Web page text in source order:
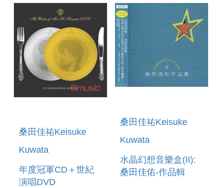
桑田佳祐Keisuke
Kuwata
年度冠軍CD＋世紀
演唱DVD
桑田佳祐Keisuke
Kuwata
水晶幻想音樂盒(II):
桑田佳佑-作品輯